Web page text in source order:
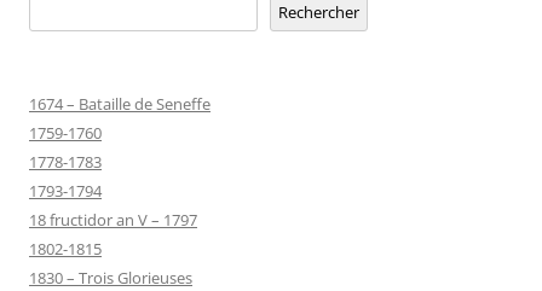
Rechercher
1674 – Bataille de Seneffe
1759-1760
1778-1783
1793-1794
18 fructidor an V – 1797
1802-1815
1830 – Trois Glorieuses